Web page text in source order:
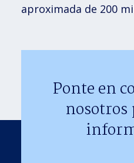
aproximada de 200
Ponte en
nosotros